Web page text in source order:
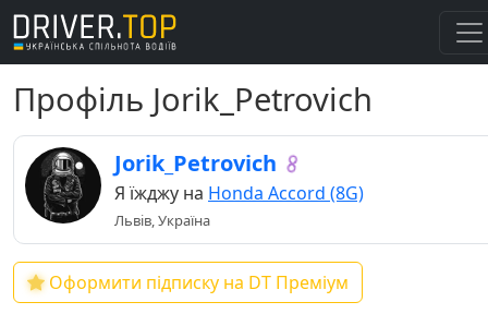
Профіль Jorik_Petrovich
Jorik_Petrovich
Я їжджу на Honda Accord (8G)
Львів, Україна
Оформити підписку на DT Преміум